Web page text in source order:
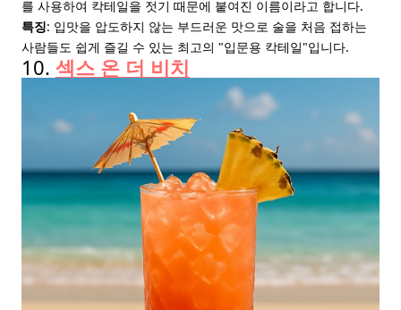
를 사용하여 칵테일을 젓기 때문에 붙여진 이름이라고 합니다.
특징: 입맛을 압도하지 않는 부드러운 맛으로 술을 처음 접하는
사람들도 쉽게 즐길 수 있는 최고의 "입문용 칵테일"입니다.
10. 섹스 온 더 비치